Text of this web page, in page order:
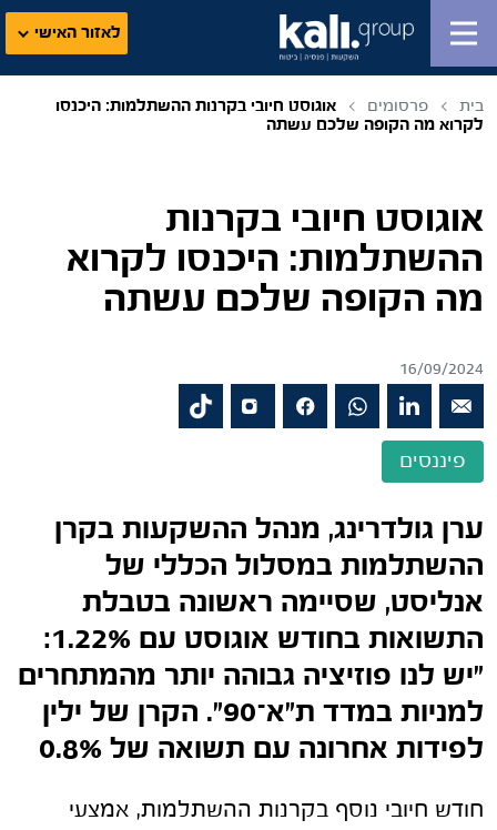
לאזור האישי
בית פרסומים
אוגוסט חיובי בקרנות ההשתלמות: היכנסו
לקרוא מה הקופה שלכם עשתה
אוגוסט חיובי בקרנות
ההשתלמות: היכנסו לקרוא
מה הקופה שלכם עשתה
16/09/2024
פיננסים
ערן גולדרינג, מנהל ההשקעות בקרן
ההשתלמות במסלול הכללי של
אנליסט, שסיימה ראשונה בטבלת
התשואות בחודש אוגוסט עם 1.22%:
"יש לנו פוזיציה גבוהה יותר מהמתחרים
למניות במדד ת"א־90". הקרן של ילין
לפידות אחרונה עם תשואה של 0.8%
חודש חיובי נוסף בקרנות ההשתלמות, אמצעי